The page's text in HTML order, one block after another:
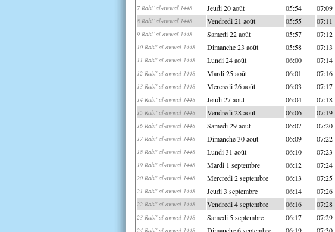
7 Rabi' al-awwal 1448 Jeudi 20 août 05:54 07:09
8 Rabi' al-awwal 1448 Vendredi 21 août 05:55 07:11
9 Rabi' al-awwal 1448 Samedi 22 août 05:57 07:12
10 Rabi' al-awwal 1448 Dimanche 23 août 05:58 07:13
11 Rabi' al-awwal 1448 Lundi 24 août 06:00 07:14
12 Rabi' al-awwal 1448 Mardi 25 août 06:01 07:16
13 Rabi' al-awwal 1448 Mercredi 26 août 06:03 07:17
14 Rabi' al-awwal 1448 Jeudi 27 août 06:04 07:18
15 Rabi' al-awwal 1448 Vendredi 28 août 06:06 07:19
16 Rabi' al-awwal 1448 Samedi 29 août 06:07 07:20
17 Rabi' al-awwal 1448 Dimanche 30 août 06:09 07:22
18 Rabi' al-awwal 1448 Lundi 31 août 06:10 07:23
19 Rabi' al-awwal 1448 Mardi 1 septembre 06:12 07:24
20 Rabi' al-awwal 1448 Mercredi 2 septembre 06:13 07:25
21 Rabi' al-awwal 1448 Jeudi 3 septembre 06:14 07:26
22 Rabi' al-awwal 1448 Vendredi 4 septembre 06:16 07:28
23 Rabi' al-awwal 1448 Samedi 5 septembre 06:17 07:29
24 Rabi' al-awwal 1448